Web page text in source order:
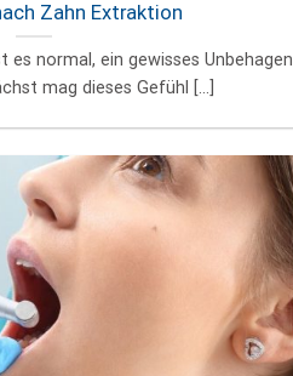
Zahn Extraktion
es normal, ein gewisses Unbehagen
mag dieses Gefühl [...]